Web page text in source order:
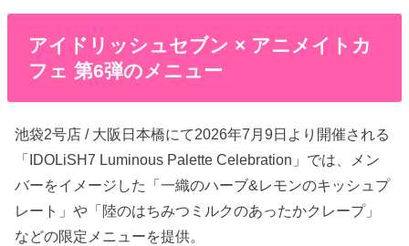
アイドリッシュセブン × アニメイトカ
フェ 第6弾のメニュー
池袋2号店 / 大阪日本橋にて2026年7月9日より開催される
「IDOLiSH7 Luminous Palette Celebration」では、メン
バーをイメージした「一織のハーブ&レモンのキッシュプ
レート」や「陸のはちみつミルクのあったかクレープ」
などの限定メニューを提供。